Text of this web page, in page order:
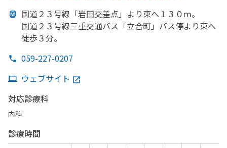
国道２３号線 「岩田交差点」より東へ １３０ｍ。
国道２３号線三重交通バス「立合町」 バス停より東へ
徒歩３分。
059-227-0207
ウェブサイト
対応診療科
内科
診療時間